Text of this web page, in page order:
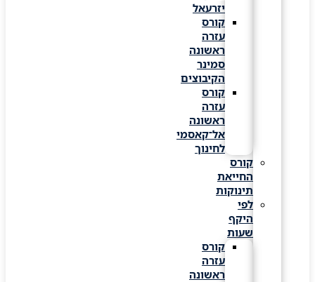
יזרעאל
קורס
עזרה
ראשונה
סמינר
הקיבוצים
קורס
עזרה
ראשונה
אל־קאסמי
לחינוך
קורס
החייאת
תינוקות
לפי
היקף
שעות
קורס
עזרה
ראשונה